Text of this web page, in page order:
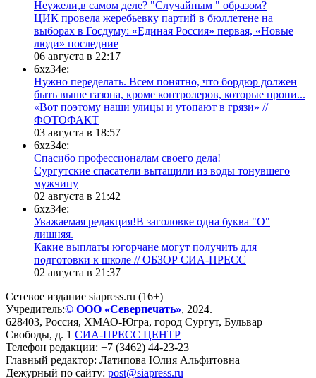
Неужели,в самом деле? "Случайным " образом?
ЦИК провела жеребьевку партий в бюллетене на
выборах в Госдуму: «Единая Россия» первая, «Новые
люди» последние
06 августа в 22:17
6xz34e:
Нужно переделать. Всем понятно, что бордюр должен
быть выше газона, кроме контролеров, которые пропи...
«Вот поэтому наши улицы и утопают в грязи» //
ФОТОФАКТ
03 августа в 18:57
6xz34e:
Спасибо профессионалам своего дела!
Сургутские спасатели вытащили из воды тонувшего
мужчину
02 августа в 21:42
6xz34e:
Уважаемая редакция!В заголовке одна буква "О"
лишняя.
Какие выплаты югорчане могут получить для
подготовки к школе // ОБЗОР СИА-ПРЕСС
02 августа в 21:37
Сетевое издание siapress.ru (16+)
Учредитель:© ООО «Северпечать», 2024.
628403, Россия, ХМАО-Югра, город Сургут, Бульвар
Свободы, д. 1 СИА-ПРЕСС ЦЕНТР
Телефон редакции: +7 (3462) 44-23-23
Главный редактор: Латипова Юлия Альфитовна
Дежурный по сайту: post@siapress.ru